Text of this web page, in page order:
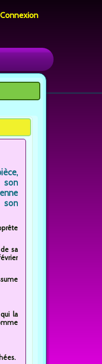
Connexion
son
sa
la